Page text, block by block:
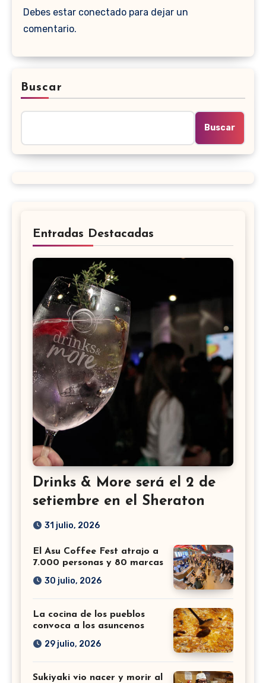
Debes estar conectado para dejar un
comentario.
Buscar
Buscar
Entradas Destacadas
Drinks & More será el 2 de
setiembre en el Sheraton
31 julio, 2026
El Asu Coffee Fest atrajo a
7.000 personas y 80 marcas
30 julio, 2026
La cocina de los pueblos
convoca a los asuncenos
29 julio, 2026
Sukiyaki vio nacer y morir al